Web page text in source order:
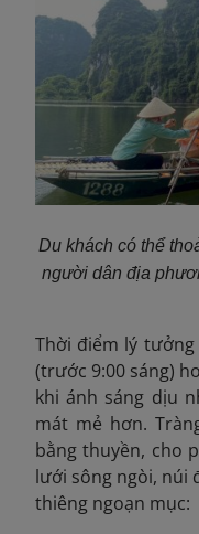
Du khách có thể
người dân địa
Thời điểm lý
(trước 9:00 sáng)
khi ánh sáng dịu
mát mẻ hơn.
bằng thuyền, cho
lưới sông ngòi, núi
thiêng ngoạn mục: